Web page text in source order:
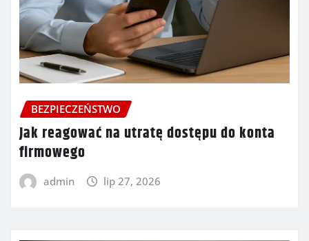
BEZPIECZEŃSTWO
Jak reagować na utratę dostępu do konta
firmowego
admin lip 27, 2026